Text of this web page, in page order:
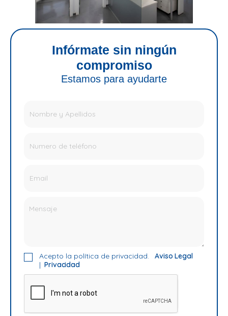
Infórmate sin ningún
compromiso
Estamos para ayudarte
Acepto la política de privacidad.
Aviso Legal
| Privacidad